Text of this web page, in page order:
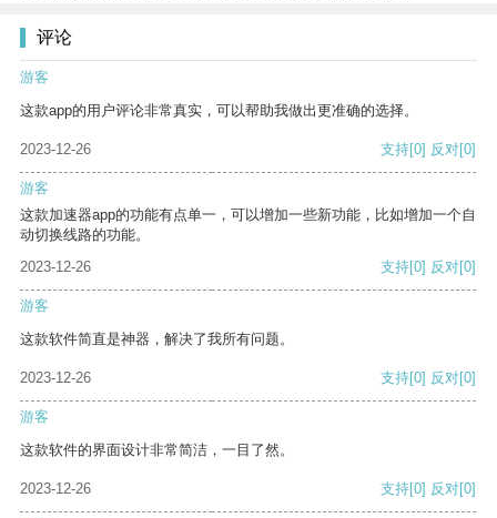
评论
游客
这款app的用户评论非常真实，可以帮助我做出更准确的选择。
2023-12-26 支持[0] 反对[0]
游客
这款加速器app的功能有点单一，可以增加一些新功能，比如增加一个自
动切换线路的功能。
2023-12-26
支持[0] 反对[0]
游客
这款软件简直是神器，解决了我所有问题。
2023-12-26 支持[0] 反对[0]
游客
这款软件的界面设计非常简洁，一目了然。
2023-12-26 支持[0] 反对[0]